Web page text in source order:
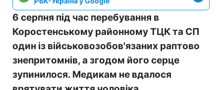
6 серпня під час перебування в
Коростенському районному ТЦК та СП
один із військовозобов'язаних раптово
знепритомнів, а згодом його серце
зупинилося. Медикам не вдалося